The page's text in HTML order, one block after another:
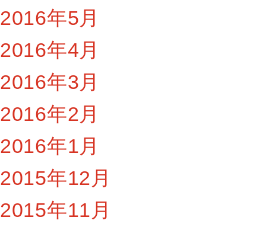
2016年5月
2016年4月
2016年3月
2016年2月
2016年1月
2015年12月
2015年11月